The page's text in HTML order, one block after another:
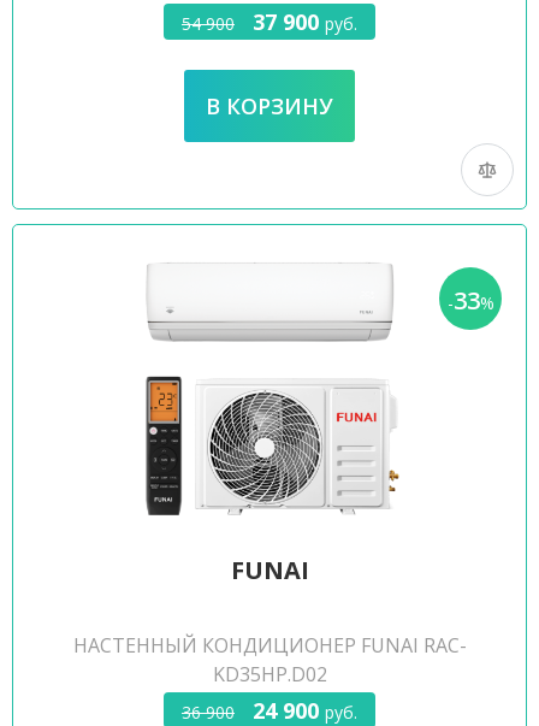
54 900 37 900 руб.
-33%
FUNAI
НАСТЕННЫЙ КОНДИЦИОНЕР FUNAI RAC-
KD35HP.D02
36 900 24 900 руб.